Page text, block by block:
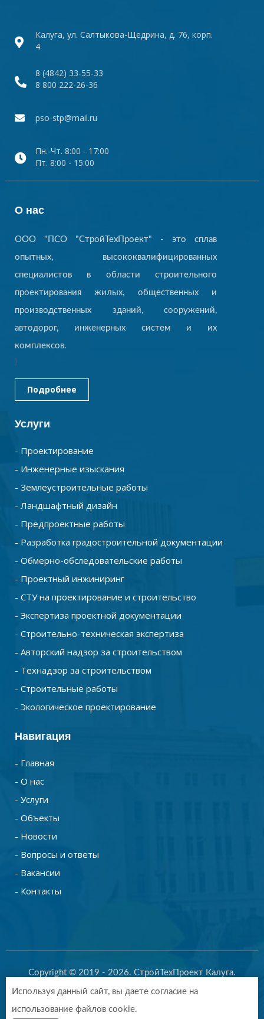
Калуга, ул. Салтыкова-Щедрина, д. 76, корп.
4
8 (4842) 33-55-33
8 800 222-26-36
pso-stp@mail.ru
Пн.-Чт. 8:00 - 17:00
Пт. 8:00 - 15:00
О нас
ООО "ПСО "СтройТехПроект" - это сплав
опытных, высококвалифицированных
специалистов в области строительного
проектирования жилых, общественных и
производственных зданий, сооружений,
автодорог, инженерных систем и их
комплексов.
}
Подробнее
Услуги
- Проектирование
- Инженерные изыскания
- Землеустроительные работы
- Ландшафтный дизайн
- Предпроектные работы
- Разработка градостроительной документации
- Обмерно-обследовательские работы
- Проектный инжиниринг
- СТУ на проектирование и строительство
- Экспертиза проектной документации
- Строительно-техническая экспертиза
- Авторский надзор за строительством
- Технадзор за строительством
- Строительные работы
- Экологическое проектирование
Навигация
- Главная
- О нас
- Услуги
- Объекты
- Новости
- Вопросы и ответы
- Вакансии
- Контакты
Copyright © 2019 - 2026. СтройТехПроект Калуга.
Разработка и продвижение -Vegas Studio
Политика конфиденциальности
Используя данный сайт, вы даете согласие на
использование файлов cookie.